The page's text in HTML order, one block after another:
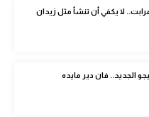
لا يكفي أن تنشأ مثل زيدان
الجديد.. فان دير مايده